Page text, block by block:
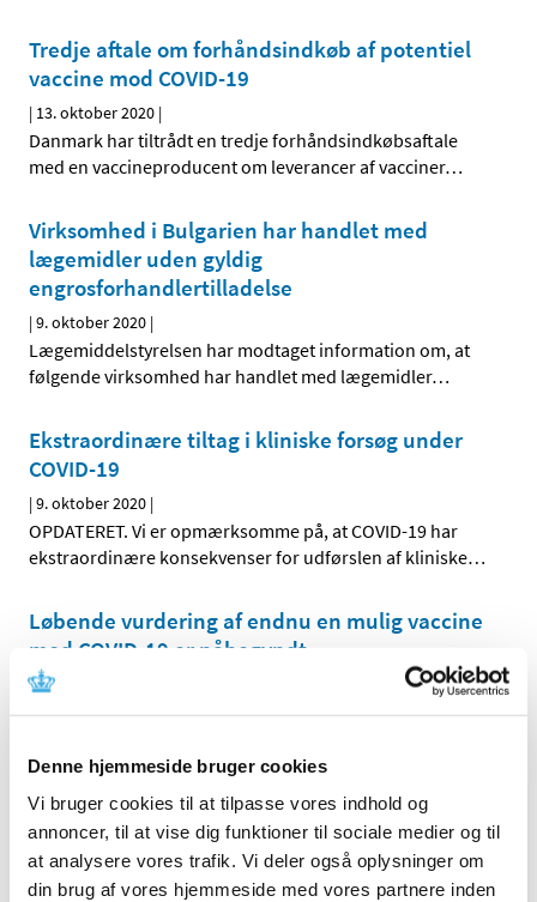
Denne hjemmeside bruger cookies
Vi bruger cookies til at tilpasse vores indhold og
annoncer, til at vise dig funktioner til sociale medier og til
at analysere vores trafik. Vi deler også oplysninger om
din brug af vores hjemmeside med vores partnere inden
Tredje aftale om forhåndsindkøb af potentiel
vaccine mod COVID-19
| 13. oktober 2020 |
Danmark har tiltrådt en tredje forhåndsindkøbsaftale
med en vaccineproducent om leverancer af vacciner…
Virksomhed i Bulgarien har handlet med
lægemidler uden gyldig
engrosforhandlertilladelse
|9. oktober 2020 |
Lægemiddelstyrelsen har modtaget information om, at
følgende virksomhed har handlet med lægemidler…
Ekstraordinære tiltag i kliniske forsøg under
COVID-19
|9. oktober 2020 |
OPDATERET. Vi er opmærksomme på, at COVID-19 har
ekstraordinære konsekvenser for udførslen af kliniske…
Løbende vurdering af endnu en mulig vaccine
mod COVID-19 er påbegyndt
|6. oktober 2020
En løbende vurdering af endnu en mulig vaccine mod
Lægemiddelstyrelsen sætter nu hårdere ind
for at sikre offentliggørelse af resultater fra
kliniske forsøg
|6. oktober 2020|